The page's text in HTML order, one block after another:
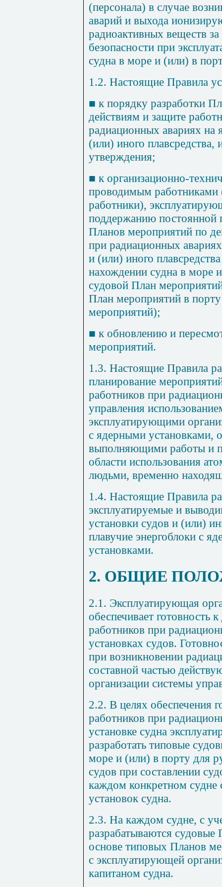
(персонала) в случае
аварий и выхода
радиоактивных веществ
безопасности при
судна в море и (или) в
1.2. Настоящие Правила
■ к порядку разработки
действиям и защите
радиационных авариях на
(или) иного плавсредства,
утверждения;
■ к организационно-
проводимым работниками
работники),
поддержанию постоянной
Планов мероприятий по
при радиационных
и (или) иного
нахождении судна в море
судовой План
План мероприятий в
мероприятий);
■ к обновлению и
мероприятий.
1.3. Настоящие Правила
планирование
работников при
управления
эксплуатирующими
с ядерными установками,
выполняющими работы и
области использования
людьми, временно
1.4. Настоящие Правила
эксплуатируемые и
установки судов и (или)
плавучие энергоблоки с
установками.
2. ОБЩИЕ
2.1. Эксплуатирующая
обеспечивает готовность
работников при
установках судов.
при возникновении
составной частью
организации системы
2.2. В целях обеспечения
работников при
установке судна
разработать типовые
море и (или) в порту для
судов при составлении
каждом конкретном
установок судна.
2.3. На каждом судне, с
разрабатываются
основе типовых Планов
с эксплуатирующей
капитаном судна.